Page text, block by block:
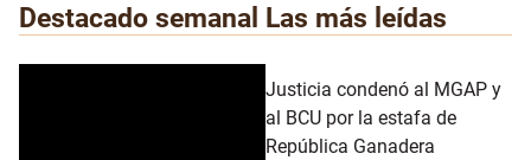
Destacado semanal Las más leídas
Justicia condenó al MGAP y
al BCU por la estafa de
República Ganadera